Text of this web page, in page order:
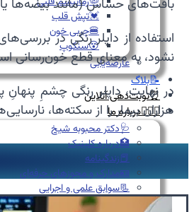
💓تپش قلب
🍔چربی خون
😵سنکوپ
عارضه‌یابی
📝بلاگ
⏰نوبت‌دهی آنلاین
👩🏻‍⚕️درباره ما
🩺دکتر محبوبه شیخ
🏥درباره کلینیک
📕زندگینامه
🪪مدارک و مجوزهای حرفه‌ای
📃سوابق علمی و اجرایی
🥇افتخارات و تقدیرنامه‌ها
بافت‌های حساس (مانند بیضه‌ها
استفاده از داپلر رنگی در
نشود، به معنای قطع خون‌رسانی
در نهایت، داپلر رنگی چشمِ
هزاران بیمار را از سکته‌ها،